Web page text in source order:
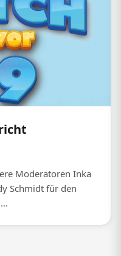
Moderatoren Inka
Schmidt für den